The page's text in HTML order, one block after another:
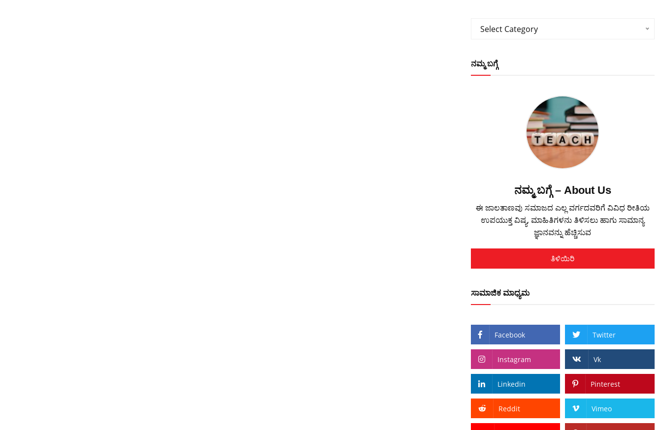
Categories
Select Category
ನಮ್ಮ ಬಗ್ಗೆ
ನಮ್ಮ ಬಗ್ಗೆ – About Us
ಈ ಜಾಲತಾಣವು ಸಮಾಜದ ಎಲ್ಲ ವರ್ಗದವರಿಗೆ ವಿವಿಧ ರೀತಿಯ
ಉಪಯುಕ್ತ ವಿಷ್ಯ, ಮಾಹಿತಿಗಳನು ತಿಳಿಸಲು ಹಾಗು ಸಾಮಾನ್ಯ
ಜ್ಞಾನವನ್ನು ಹೆಚ್ಚಿಸುವ
ತಿಳಿಯಿರಿ
ಸಾಮಾಜಿಕ ಮಾಧ್ಯಮ
Facebook Twitter
Instagram Vk
Linkedin Pinterest
Reddit Vimeo